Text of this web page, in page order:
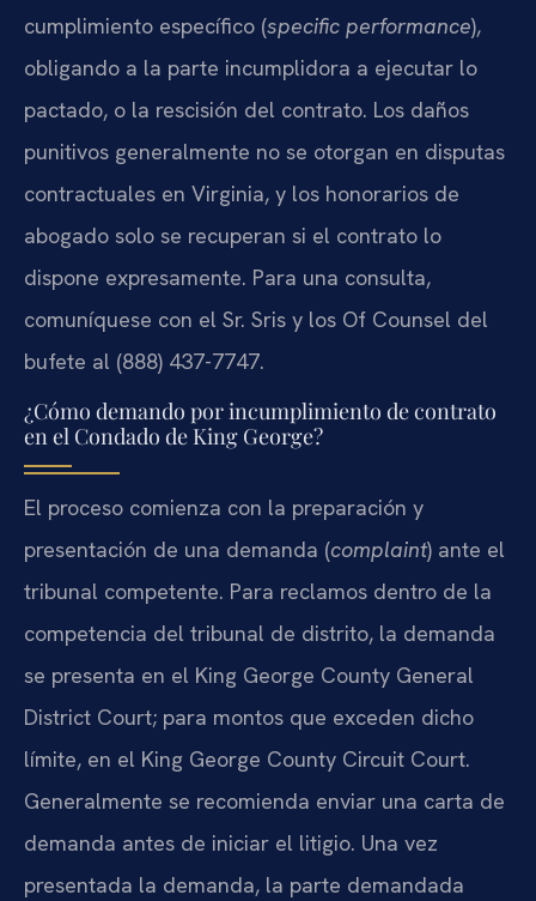
cumplimiento específico (specific performance),
obligando a la parte incumplidora a ejecutar lo
pactado, o la rescisión del contrato. Los daños
punitivos generalmente no se otorgan en disputas
contractuales en Virginia, y los honorarios de
abogado solo se recuperan si el contrato lo
dispone expresamente. Para una consulta,
comuníquese con el Sr. Sris y los Of Counsel del
bufete al (888) 437-7747.
¿Cómo demando por incumplimiento de contrato
en el Condado de King George?
El proceso comienza con la preparación y
presentación de una demanda (complaint) ante el
tribunal competente. Para reclamos dentro de la
competencia del tribunal de distrito, la demanda
se presenta en el King George County General
District Court; para montos que exceden dicho
límite, en el King George County Circuit Court.
Generalmente se recomienda enviar una carta de
demanda antes de iniciar el litigio. Una vez
presentada la demanda, la parte demandada